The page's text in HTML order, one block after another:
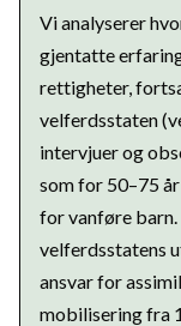
Vi analyserer
gjentatte
rettigheter,
velferdsstaten
intervjuer og
som for 50–75
for vanføre
velferdsstatens
ansvar for
mobilisering fra